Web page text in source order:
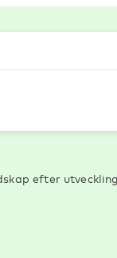
efter